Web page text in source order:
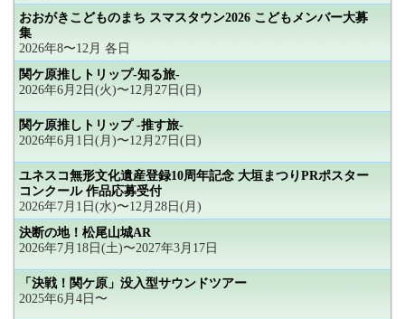
おおがきこどものまち スマスタウン2026 こどもメンバー大募
集
2026年8〜12月 各日
関ケ原推しトリップ-知る旅-
2026年6月2日(火)〜12月27日(日)
関ケ原推しトリップ -推す旅-
2026年6月1日(月)〜12月27日(日)
ユネスコ無形文化遺産登録10周年記念 大垣まつりPRポスター
コンクール 作品応募受付
2026年7月1日(水)〜12月28日(月)
決断の地！松尾山城AR
2026年7月18日(土)〜2027年3月17日
「決戦！関ケ原」没入型サウンドツアー
2025年6月4日〜